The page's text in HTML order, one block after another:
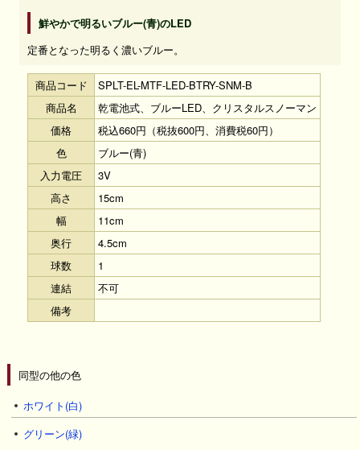
鮮やかで明るいブルー(青)のLED
定番となった明るく濃いブルー。
商品コード
SPLT-EL-MTF-LED-BTRY-SNM-B
商品名
乾電池式、ブルーLED、クリスタルスノーマン
価格
税込660円（税抜600円、消費税60円）
色
ブルー(青)
入力電圧
3V
高さ
15cm
幅
11cm
奥行
4.5cm
球数
1
連結
不可
備考
同型の他の色
ホワイト(白)
グリーン(緑)